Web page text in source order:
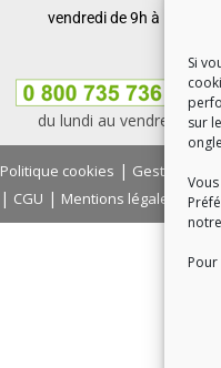
Si
sur
vendredi de 9h à 12h et
du lundi au vendredi, de
Politique cookies | Gestion des
| CGU | Mentions légales |